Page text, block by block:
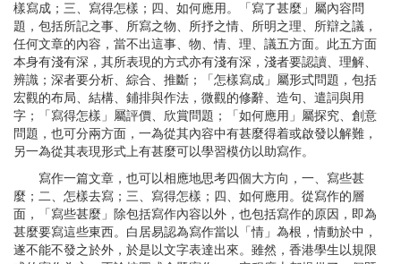
樣寫成；三、寫得怎樣；四、如何應用。「寫了甚麼」屬內容問
題，包括所記之事、所寫之物、所抒之情、所明之理、所辯之議，
任何文章的內容，當不出這事、物、情、理、議五方面。此五方面
本身有淺有深，其所表現的方式亦有淺有深，淺者要認讀、理解、
辨識；深者要分析、綜合、推斷；「怎樣寫成」屬形式問題，包括
宏觀的布局、結構、鋪排與作法，微觀的修辭、造句、遣詞與用
字；「寫得怎樣」屬評價、欣賞問題；「如何應用」屬探究、創意
問題，也可分兩方面，一為從其內容中有甚麼得着或啟發以解難，
另一為從其表現形式上有甚麼可以學習模仿以助寫作。
寫作一篇文章，也可以相應地思考四個大方向，一、寫些甚
麼；二、怎樣去寫；三、寫得怎樣；四、如何應用。從寫作的層
面，「寫些甚麼」除包括寫作內容以外，也包括寫作的原因，即為
甚麼要寫這些東西。白居易認為寫作當以「情」為根，情動於中，
遂不能不發之於外，於是以文字表達出來。雖然，香港學生以規限